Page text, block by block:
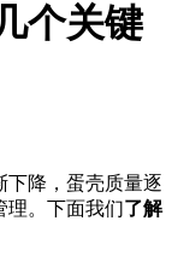
个关键
下降，蛋壳质量逐
理。下面我们了解